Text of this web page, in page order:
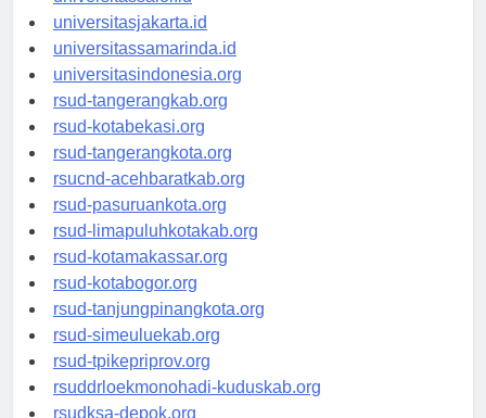
universitassalor.id
universitasjakarta.id
universitassamarinda.id
universitasindonesia.org
rsud-tangerangkab.org
rsud-kotabekasi.org
rsud-tangerangkota.org
rsucnd-acehbaratkab.org
rsud-pasuruankota.org
rsud-limapuluhkotakab.org
rsud-kotamakassar.org
rsud-kotabogor.org
rsud-tanjungpinangkota.org
rsud-simeuluekab.org
rsud-tpikepriprov.org
rsuddrloekmonohadi-kuduskab.org